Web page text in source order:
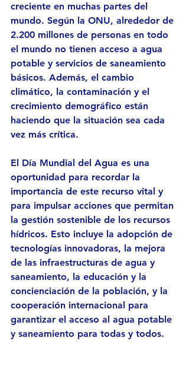
creciente en muchas partes del
mundo. Según la ONU, alrededor de
2.200 millones de personas en todo
el mundo no tienen acceso a agua
potable y servicios de saneamiento
básicos. Además, el cambio
climático, la contaminación y el
crecimiento demográfico están
haciendo que la situación sea cada
vez más crítica.
El Día Mundial del Agua es una
oportunidad para recordar la
importancia de este recurso vital y
para impulsar acciones que permitan
la gestión sostenible de los recursos
hídricos. Esto incluye la adopción de
tecnologías innovadoras, la mejora
de las infraestructuras de agua y
saneamiento, la educación y la
concienciación de la población, y la
cooperación internacional para
garantizar el acceso al agua potable
y saneamiento para todas y todos.